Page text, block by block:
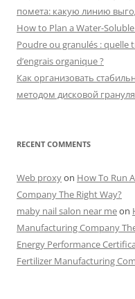
помета: какую линию
How to Plan a Water-
Poudre ou granulés :
d’engrais organique ?
Как организовать
методом дисковой
RECENT COMMENTS
Web proxyon How To Run
Company The Right Way?
maby nail salon near meon
Manufacturing Company
Energy Performance
Fertilizer Manufacturing